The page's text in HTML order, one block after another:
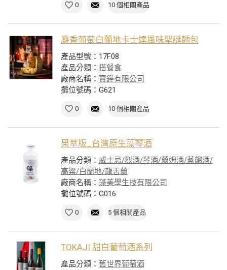
0 10 個相關產品
麝香葡萄白蘭地卡士達風味聖誕麵包
產品型號：17F08
產品分類： 搭餐食
廠商名稱： 寶鏵有限公司
攤位號碼：G621
0 10 個相關產品
果萃版_台灣原生藻琴酒
產品分類： 威士忌/烈酒/琴酒/蘭姆酒/蒸餾酒/
高粱/白蘭地/龍舌蘭
廠商名稱： 藻美學生技有限公司
攤位號碼：G016
0 5 個相關產品
TOKAJI 甜白葡萄酒系列
產品分類： 舊世界葡萄酒